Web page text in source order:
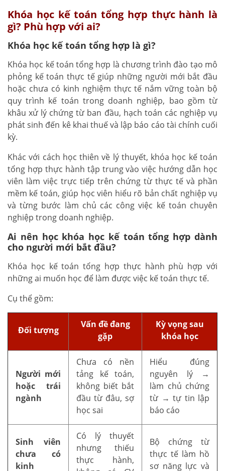
Khóa học kế toán tổng hợp thực hành là
gì? Phù hợp với ai?
Khóa học kế toán tổng hợp là gì?
Khóa học kế toán tổng hợp là chương trình đào tạo mô
phỏng kế toán thực tế giúp những người mới bắt đầu
hoặc chưa có kinh nghiệm thực tế nắm vững toàn bộ
quy trình kế toán trong doanh nghiệp, bao gồm từ
khâu xử lý chứng từ ban đầu, hạch toán các nghiệp vụ
phát sinh đến kê khai thuế và lập báo cáo tài chính cuối
kỳ.
Khác với cách học thiên về lý thuyết, khóa học kế toán
tổng hợp thực hành tập trung vào việc hướng dẫn học
viên làm việc trực tiếp trên chứng từ thực tế và phần
mềm kế toán, giúp học viên hiểu rõ bản chất nghiệp vụ
và từng bước làm chủ các công việc kế toán chuyên
nghiệp trong doanh nghiệp.
Ai nên học khóa học kế toán tổng hợp dành
cho người mới bắt đầu?
Khóa học kế toán tổng hợp thực hành phù hợp với
những ai muốn học để làm được việc kế toán thực tế.
Cụ thể gồm:
Đối tượng
Vấn đề đang
gặp
Kỳ vọng sau
khóa học
Người mới
hoặc trái
ngành
Chưa có nền
tảng kế toán,
không biết bắt
đầu từ đâu, sợ
học sai
Hiểu đúng
nguyên lý →
làm chủ chứng
từ → tự tin lập
báo cáo
Sinh viên
chưa có
kinh
Có lý thuyết
nhưng thiếu
thực hành,
Bộ chứng từ
thực tế làm hồ
sơ năng lực và